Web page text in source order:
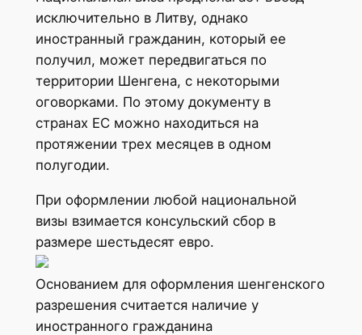
исключительно в Литву, однако
иностранный гражданин, который ее
получил, может передвигаться по
территории Шенгена, с некоторыми
оговорками. По этому документу в
странах ЕС можно находиться на
протяжении трех месяцев в одном
полугодии.
При оформлении любой национальной
визы взимается консульский сбор в
размере шестьдесят евро.
Основанием для оформления шенгенского
разрешения считается наличие у
иностранного гражданина